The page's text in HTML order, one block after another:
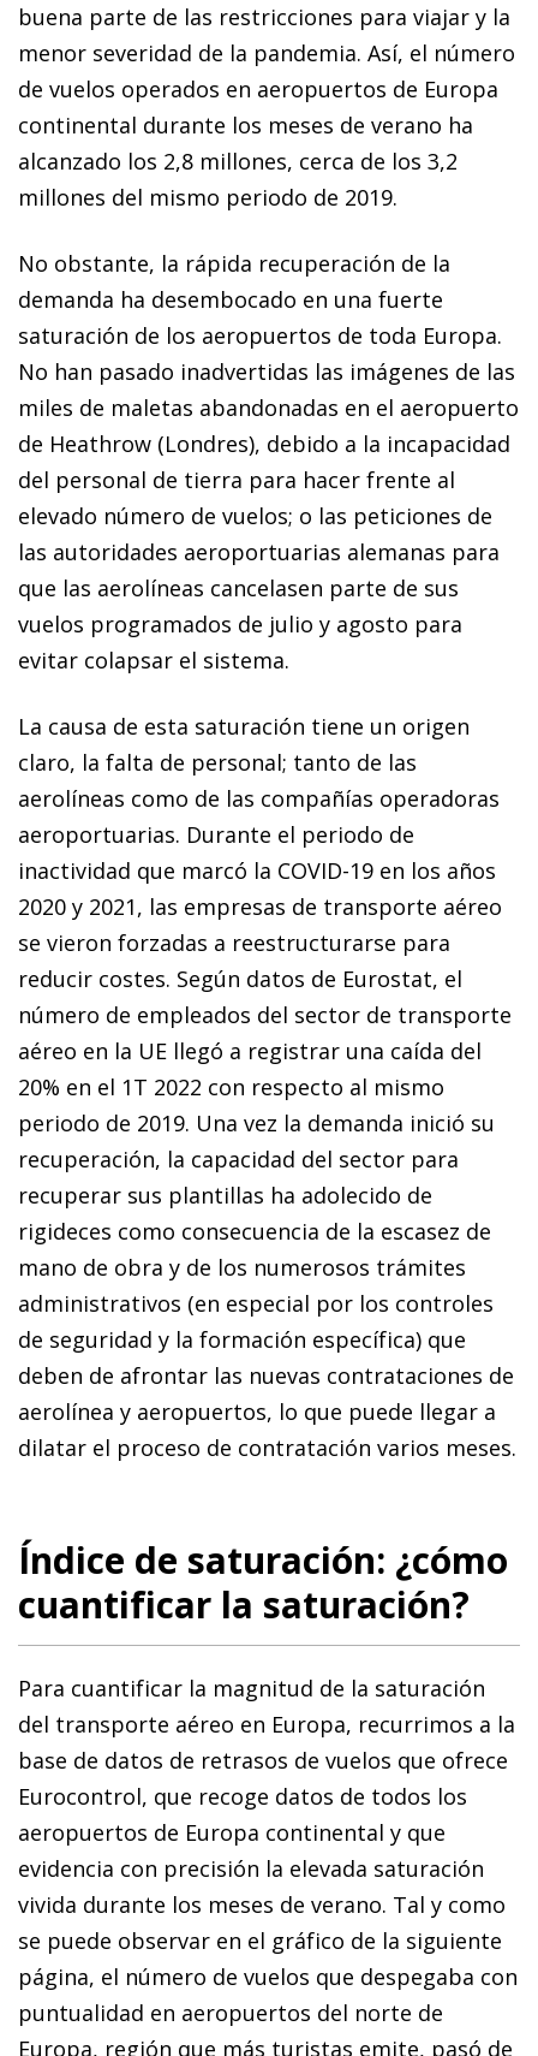
buena parte de las restricciones para viajar y la
menor severidad de la pandemia. Así, el número
de vuelos operados en aeropuertos de Europa
continental durante los meses de verano ha
alcanzado los 2,8 millones, cerca de los 3,2
millones del mismo periodo de 2019.
No obstante, la rápida recuperación de la
demanda ha desembocado en una fuerte
saturación de los aeropuertos de toda Europa.
No han pasado inadvertidas las imágenes de las
miles de maletas abandonadas en el aeropuerto
de Heathrow (Londres), debido a la incapacidad
del personal de tierra para hacer frente al
elevado número de vuelos; o las peticiones de
las autoridades aeroportuarias alemanas para
que las aerolíneas cancelasen parte de sus
vuelos programados de julio y agosto para
evitar colapsar el sistema.
La causa de esta saturación tiene un origen
claro, la falta de personal; tanto de las
aerolíneas como de las compañías operadoras
aeroportuarias. Durante el periodo de
inactividad que marcó la COVID-19 en los años
2020 y 2021, las empresas de transporte aéreo
se vieron forzadas a reestructurarse para
reducir costes. Según datos de Eurostat, el
número de empleados del sector de transporte
aéreo en la UE llegó a registrar una caída del
20% en el 1T 2022 con respecto al mismo
periodo de 2019. Una vez la demanda inició su
recuperación, la capacidad del sector para
recuperar sus plantillas ha adolecido de
rigideces como consecuencia de la escasez de
mano de obra y de los numerosos trámites
administrativos (en especial por los controles
de seguridad y la formación específica) que
deben de afrontar las nuevas contrataciones de
aerolínea y aeropuertos, lo que puede llegar a
dilatar el proceso de contratación varios meses.
Índice de saturación: ¿cómo
cuantificar la saturación?
Para cuantificar la magnitud de la saturación
del transporte aéreo en Europa, recurrimos a la
base de datos de retrasos de vuelos que ofrece
Eurocontrol, que recoge datos de todos los
aeropuertos de Europa continental y que
evidencia con precisión la elevada saturación
vivida durante los meses de verano. Tal y como
se puede observar en el gráfico de la siguiente
página, el número de vuelos que despegaba con
puntualidad en aeropuertos del norte de
Europa, región que más turistas emite, pasó de